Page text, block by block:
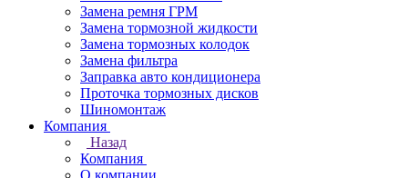
Замена ремня ГРМ
Замена тормозной жидкости
Замена тормозных колодок
Замена фильтра
Заправка авто кондиционера
Проточка тормозных дисков
Шиномонтаж
Компания
Назад
Компания
О компании